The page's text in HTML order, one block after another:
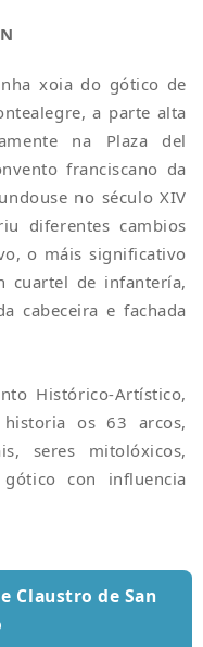
xoia do gótico de
a parte alta
na Plaza del
franciscano da
no século XIV
diferentes cambios
o máis significativo
cuartel de infantería,
cabeceira e fachada
Histórico-Artístico,
os 63 arcos,
seres mitolóxicos,
con influencia
Claustro de San